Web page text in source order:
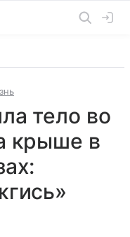
тело во
крыше в